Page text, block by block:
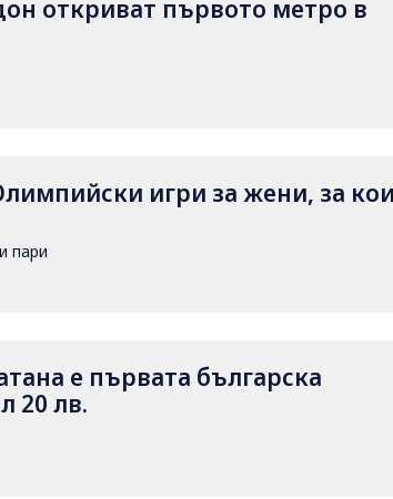
откриват първото метро в
игри за жени, за
пари
е първата българска
20 лв.